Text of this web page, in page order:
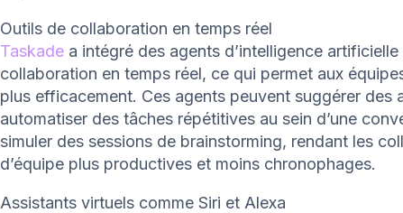
Outils de collaboration en temps réel
Taskadea intégré des agents d’intelligence
collaboration en temps réel, ce qui permet aux
plus efficacement. Ces agents peuvent suggérer des
automatiser des tâches répétitives au sein d’une
simuler des sessions de brainstorming, rendant les
d’équipe plus productives et moins chronophages.
Assistants virtuels comme Siri et Alexa